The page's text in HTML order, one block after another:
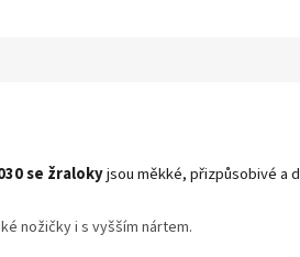
se žralokyjsou měkké, přizpůsobivé a
nožičky i s vyšším nártem.